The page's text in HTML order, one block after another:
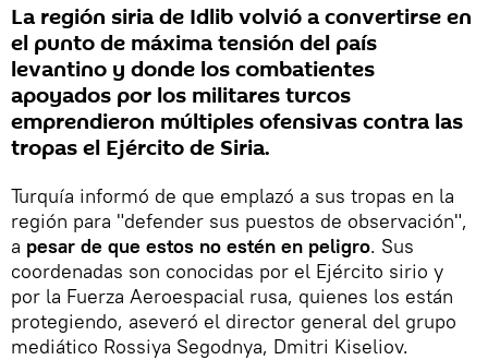
La región siria de Idlib volvió a convertirse en
el punto de máxima tensión del país
levantino y donde los combatientes
apoyados por los militares turcos
emprendieron múltiples ofensivas contra las
tropas el Ejército de Siria.
Turquía informó de que emplazó a sus tropas en la
región para "defender sus puestos de observación",
a pesar de que estos no estén en peligro. Sus
coordenadas son conocidas por el Ejército sirio y
por la Fuerza Aeroespacial rusa, quienes los están
protegiendo, aseveró el director general del grupo
mediático Rossiya Segodnya, Dmitri Kiseliov.